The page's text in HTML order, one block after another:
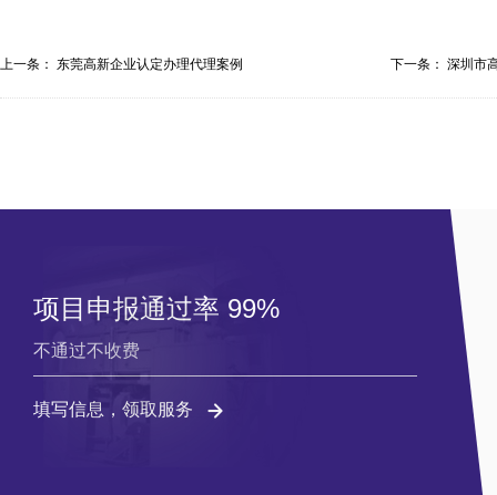
上一条： 东莞高新企业认定办理代理案例 下一条： 深圳市
项目申报通过率 99%
不通过不收费
填写信息，领取服务